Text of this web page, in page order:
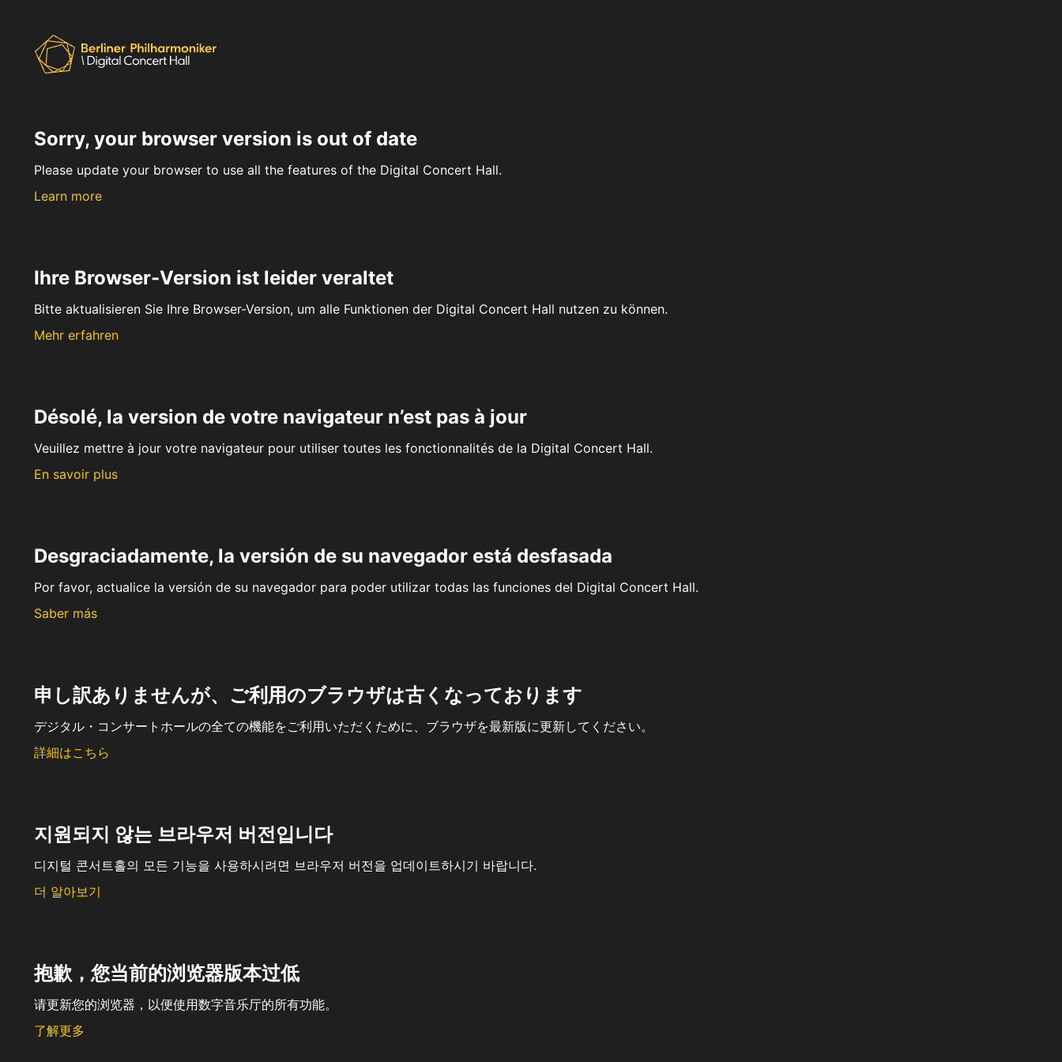
Sorry, your browser version is out of date
Please update your browser to use all the features of the Digital Concert Hall.
Learn more
Ihre Browser-Version ist leider veraltet
Bitte aktualisieren Sie Ihre Browser-Version, um alle Funktionen der Digital Concert Hall nutzen zu können.
Mehr erfahren
Désolé, la version de votre navigateur n’est pas à jour
Veuillez mettre à jour votre navigateur pour utiliser toutes les fonctionnalités de la Digital Concert Hall.
En savoir plus
Desgraciadamente, la versión de su navegador está desfasada
Por favor, actualice la versión de su navegador para poder utilizar todas las funciones del Digital Concert Hall.
Saber más
申し訳ありませんが、ご利用のブラウザは古くなっております
デジタル・コンサートホールの全ての機能をご利用いただくために、ブラウザを最新版に更新してください。
詳細はこちら
지원되지 않는 브라우저 버전입니다
디지털 콘서트홀의 모든 기능을 사용하시려면 브라우저 버전을 업데이트하시기 바랍니다.
더 알아보기
抱歉，您当前的浏览器版本过低
请更新您的浏览器，以便使用数字音乐厅的所有功能。
了解更多